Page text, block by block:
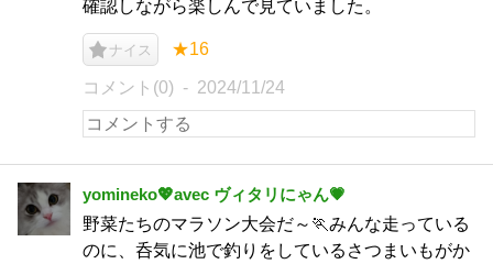
確認しながら楽しんで見ていました。
ナイス ★16
コメント(0) 2024/11/24
yomineko💖avec ヴィタリにゃん💗
野菜たちのマラソン大会だ～🏃みんな走っている
のに、呑気に池で釣りをしているさつまいもがか